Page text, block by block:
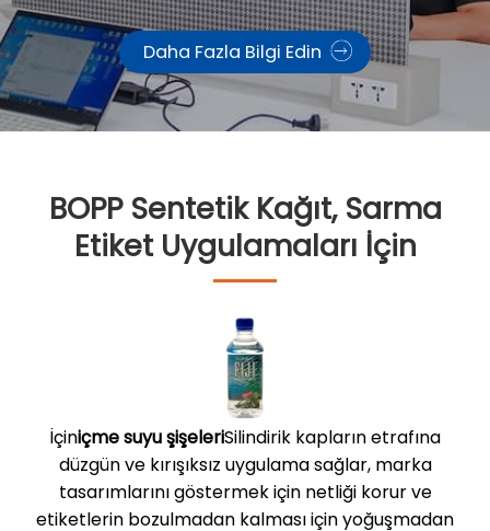
Daha Fazla Bilgi Edin
BOPP Sentetik Kağıt, Sarma
Etiket Uygulamaları İçin
İçiniçme suyu şişeleriSilindirik kapların etrafına
düzgün ve kırışıksız uygulama sağlar, marka
tasarımlarını göstermek için netliği korur ve
etiketlerin bozulmadan kalması için yoğuşmadan